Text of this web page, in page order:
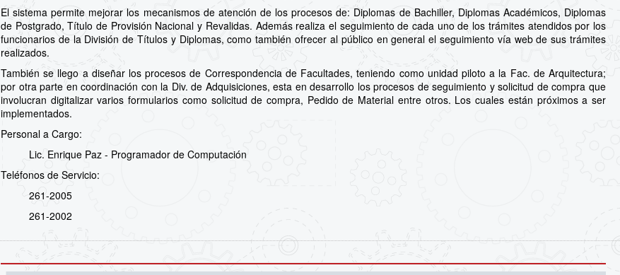
El sistema permite mejorar los mecanismos de atención de los procesos de: Diplomas de Bachiller, Diplomas Académicos, Diplomas
de Postgrado, Título de Provisión Nacional y Revalidas. Además realiza el seguimiento de cada uno de los trámites atendidos por los
funcionarios de la División de Títulos y Diplomas, como también ofrecer al público en general el seguimiento vía web de sus trámites
realizados.
También se llego a diseñar los procesos de Correspondencia de Facultades, teniendo como unidad piloto a la Fac. de Arquitectura;
por otra parte en coordinación con la Div. de Adquisiciones, esta en desarrollo los procesos de seguimiento y solicitud de compra que
involucran digitalizar varios formularios como solicitud de compra, Pedido de Material entre otros. Los cuales están próximos a ser
implementados.
Personal a Cargo:
Lic. Enrique Paz - Programador de Computación
Teléfonos de Servicio:
261-2005
261-2002